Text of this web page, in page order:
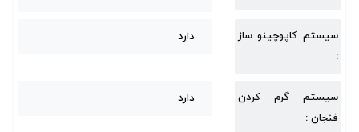
سیستم کاپوچینو ساز
:
دارد
سیستم گرم کردن
فنجان :
دارد